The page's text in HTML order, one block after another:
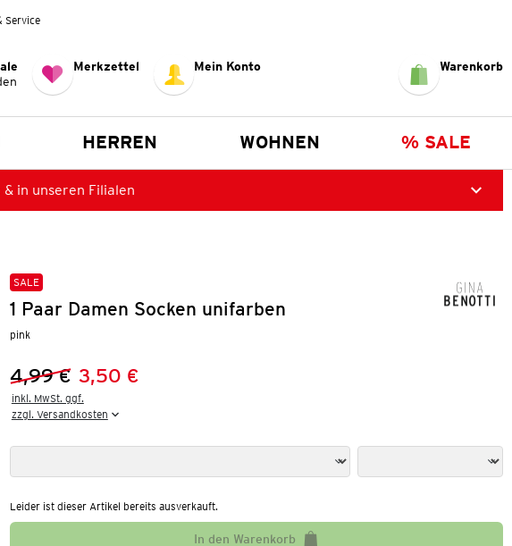
Service
Merkzettel Mein Konto Warenkorb
HERREN WOHNEN % SALE
in unseren Filialen
SALE
1 Paar Damen Socken unifarben
pink
Vorheriger Preis:
4,99 €
Neuer Preis:
3,50 €
inkl. MwSt. ggf.
zzgl. Versandkosten
Leider ist dieser Artikel bereits ausverkauft.
In den Warenkorb